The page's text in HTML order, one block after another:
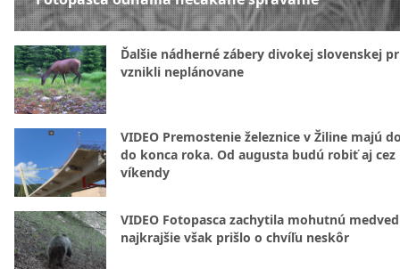
Ďalšie nádherné zábery divokej slovenskej
vznikli neplánovane
VIDEO Premostenie železnice v Žiline majú
do konca roka. Od augusta budú robiť aj cez
víkendy
VIDEO Fotopasca zachytila mohutnú
najkrajšie však prišlo o chvíľu neskôr